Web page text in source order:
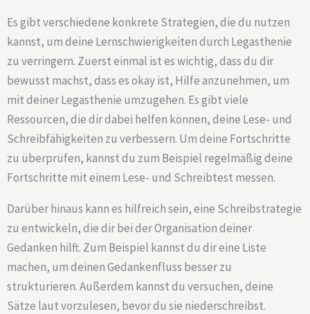
Es gibt verschiedene konkrete Strategien, die du nutzen
kannst, um deine Lernschwierigkeiten durch Legasthenie
zu verringern. Zuerst einmal ist es wichtig, dass du dir
bewusst machst, dass es okay ist, Hilfe anzunehmen, um
mit deiner Legasthenie umzugehen. Es gibt viele
Ressourcen, die dir dabei helfen können, deine Lese- und
Schreibfähigkeiten zu verbessern. Um deine Fortschritte
zu überprüfen, kannst du zum Beispiel regelmäßig deine
Fortschritte mit einem Lese- und Schreibtest messen.
Darüber hinaus kann es hilfreich sein, eine Schreibstrategie
zu entwickeln, die dir bei der Organisation deiner
Gedanken hilft. Zum Beispiel kannst du dir eine Liste
machen, um deinen Gedankenfluss besser zu
strukturieren. Außerdem kannst du versuchen, deine
Sätze laut vorzulesen, bevor du sie niederschreibst.